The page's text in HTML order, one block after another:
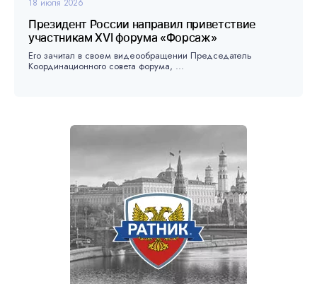
18 июля 2026
Президент России направил приветствие
участникам XVI форума «Форсаж»
Его зачитал в своем видеообращении Председатель
Координационного совета форума, ...